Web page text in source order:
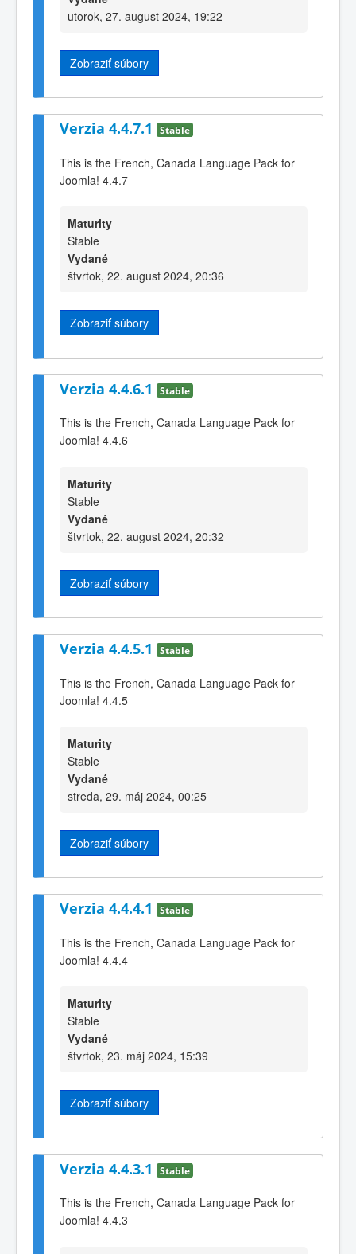
utorok, 27. august 2024, 19:22
Zobraziť súbory
Verzia 4.4.7.1 Stable
This is the French, Canada Language Pack for
Joomla! 4.4.7
Maturity
Stable
Vydané
štvrtok, 22. august 2024, 20:36
Zobraziť súbory
Verzia 4.4.6.1 Stable
This is the French, Canada Language Pack for
Joomla! 4.4.6
Maturity
Stable
Vydané
štvrtok, 22. august 2024, 20:32
Zobraziť súbory
Verzia 4.4.5.1 Stable
This is the French, Canada Language Pack for
Joomla! 4.4.5
Maturity
Stable
Vydané
streda, 29. máj 2024, 00:25
Zobraziť súbory
Verzia 4.4.4.1 Stable
This is the French, Canada Language Pack for
Joomla! 4.4.4
Maturity
Stable
Vydané
štvrtok, 23. máj 2024, 15:39
Zobraziť súbory
Verzia 4.4.3.1 Stable
This is the French, Canada Language Pack for
Joomla! 4.4.3